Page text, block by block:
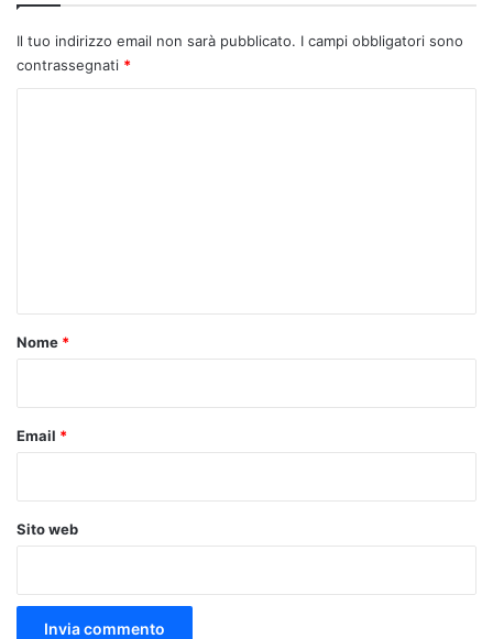
Il tuo indirizzo email non sarà pubblicato. I campi obbligatori sono
contrassegnati *
o
Nome *
Email *
Sito web